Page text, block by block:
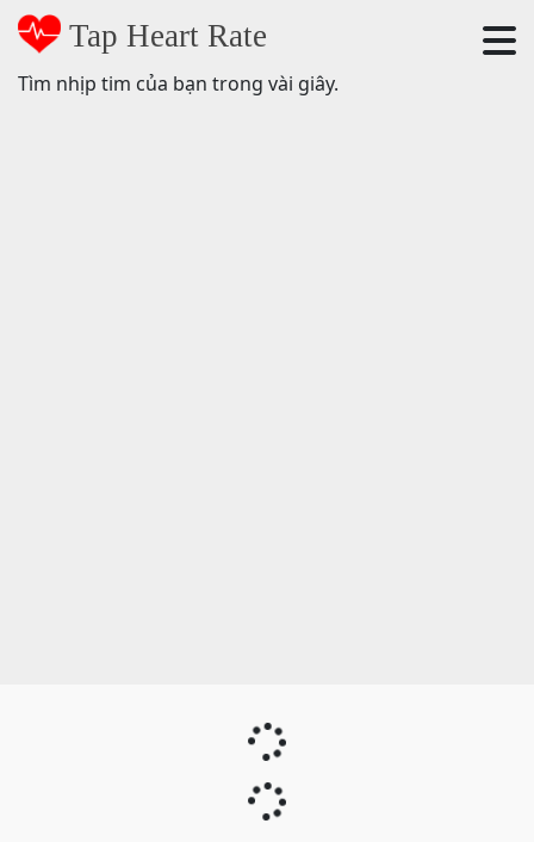
Tap Heart Rate
Tìm nhịp tim của bạn trong vài giây.